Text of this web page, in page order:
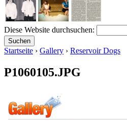
Diese Website durchsuchen:
Startseite › Gallery › Reservoir Dogs
P1060105.JPG